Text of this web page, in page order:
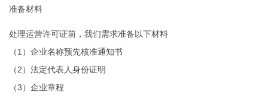
准备材料
处理运营许可证前，我们需求准备以下材料
（1）企业名称预先核准通知书
（2）法定代表人身份证明
（3）企业章程